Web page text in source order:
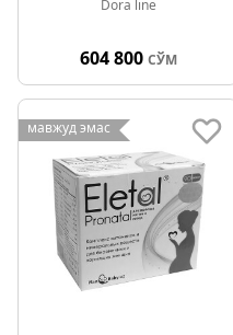
Dora line
604 800 СЎМ
мавжуд эмас